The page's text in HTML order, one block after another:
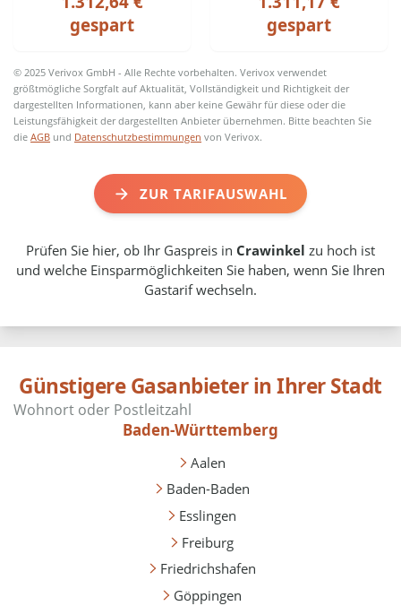
gespart
gespart
© 2025 Verivox GmbH - Alle Rechte vorbehalten. Verivox verwendet
größtmögliche Sorgfalt auf Aktualität, Vollständigkeit und Richtigkeit der
dargestellten Informationen, kann aber keine Gewähr für diese oder die
Leistungsfähigkeit der dargestellten Anbieter übernehmen. Bitte beachten Sie
dieAGB und Datenschutzbestimmungen von Verivox.
ZUR TARIFAUSWAHL
Prüfen Sie hier, ob Ihr Gaspreis in Crawinkel zu hoch ist
und welche Einsparmöglichkeiten Sie haben, wenn Sie Ihren
Gastarif wechseln.
Günstigere Gasanbieter in Ihrer Stadt
Baden-Württemberg
Aalen
Baden-Baden
Esslingen
Freiburg
Friedrichshafen
Göppingen